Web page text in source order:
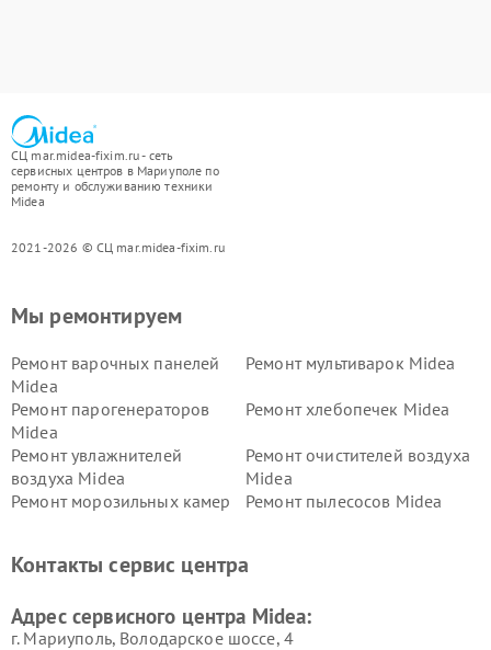
СЦ mar.midea-fixim.ru - сеть
сервисных центров в Мариуполе по
ремонту и обслуживанию техники
Midea
2021-2026 © СЦ mar.midea-fixim.ru
Мы ремонтируем
Ремонт варочных панелей
Midea
Ремонт мультиварок Midea
Ремонт парогенераторов
Midea
Ремонт хлебопечек Midea
Ремонт увлажнителей
воздуха Midea
Ремонт очистителей воздуха
Midea
Ремонт морозильных камер
Ремонт пылесосов Midea
пылесосов Midea
Midea
Контакты сервис центра
Адрес сервисного центра Midea:
г. Мариуполь, Володарское шоссе, 4